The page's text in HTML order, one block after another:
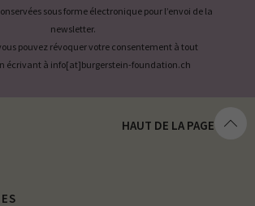
sous forme électronique pour l’envoi de la
newsletter.
pouvez révoquer votre consentement à tout
écrivant à info[at]burgerstein-foundation.ch
HAUT DE LA PAGE